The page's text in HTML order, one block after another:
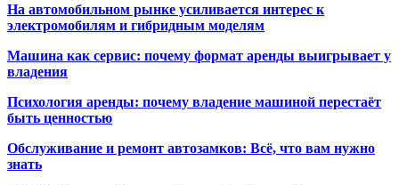
На автомобильном рынке усиливается интерес к
электромобилям и гибридным моделям
Машина как сервис: почему формат аренды выигрывает у
владения
Психология аренды: почему владение машиной перестаёт
быть ценностью
Обслуживание и ремонт автозамков: Всё, что вам нужно
знать